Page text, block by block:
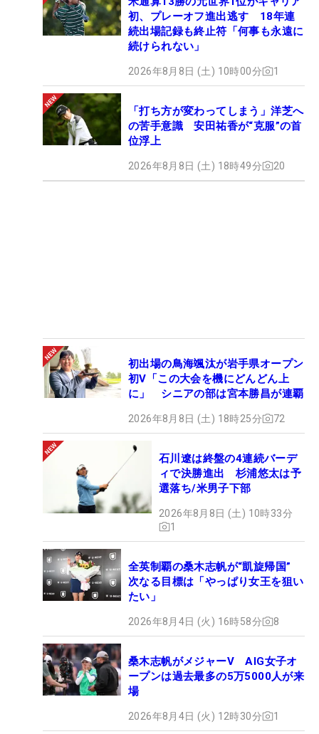
初、プレーオフ進出逃す 18年連
続出場記録も終止符「何事も永遠に
続けられない」
2026年8月8日 (土) 10時00分 1
「打ち方が変わってしまう」洋芝へ
の苦手意識 安田祐香が“克服”の首
位浮上
2026年8月8日 (土) 18時49分 20
初出場の鳥海颯汰が岩手県オープン
初V「この大会を機にどんどん上
に」 シニアの部は宮本勝昌が連覇
2026年8月8日 (土) 18時25分 72
石川遼は終盤の4連続バーデ
ィで決勝進出 杉浦悠太は予
選落ち/米男子下部
2026年8月8日 (土) 10時33分
1
全英制覇の桑木志帆が“凱旋帰国”
次なる目標は「やっぱり女王を狙い
たい」
2026年8月4日 (火) 16時58分 8
桑木志帆がメジャーV AIG女子オ
ープンは過去最多の5万5000人が来
場
2026年8月4日 (火) 12時30分 1